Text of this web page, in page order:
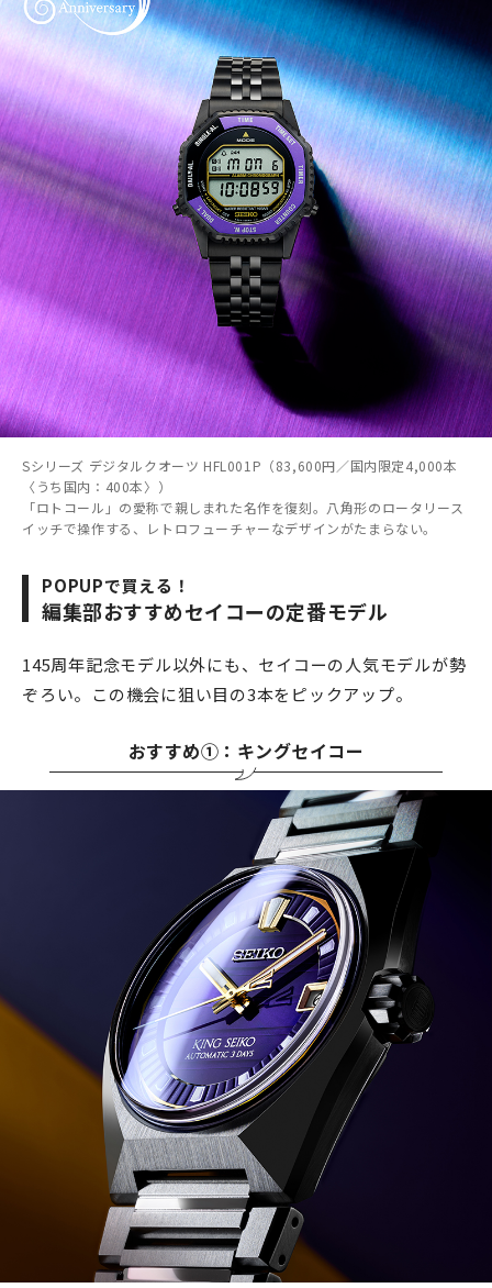
Sシリーズ デジタルクオーツ HFL001P（83,600円／国内限定4,000本
〈うち国内：400本〉）
「ロトコール」の愛称で親しまれた名作を復刻。八角形のロータリース
イッチで操作する、レトロフューチャーなデザインがたまらない。
POPUPで買える！
編集部おすすめセイコーの定番モデル
145周年記念モデル以外にも、セイコーの人気モデルが勢
ぞろい。この機会に狙い目の3本をピックアップ。
おすすめ①：キングセイコー